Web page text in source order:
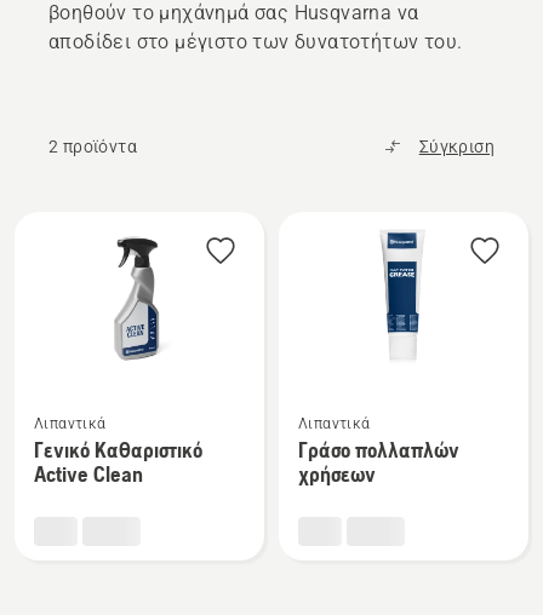
βοηθούν το μηχάνημά σας Husqvarna να
αποδίδει στο μέγιστο των δυνατοτήτων του.
2 προϊόντα Σύγκριση
περισσότερες
λεπτομέρειες
για
Λιπαντικά
Γενικό Καθαριστικό
Active Clean
περισσότερες
λεπτομέρειες
για
Λιπαντικά
Γράσο πολλαπλών
χρήσεων